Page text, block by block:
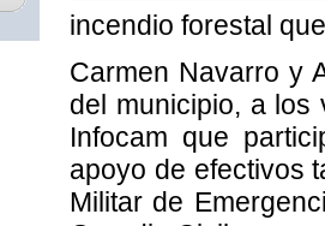
incendio forestal
Carmen Navarro y
del municipio, a los
Infocam que
apoyo de efectivos
Militar de